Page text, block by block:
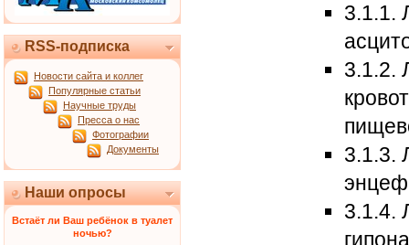
RSS-подписка
Новости сайта и коллег
Популярные статьи
Научные труды
Пресса о нас
Фотографии
Документы
Наши опросы
Встаёт ли Ваш ребёнок в туалет
ночью?
3.1.1.
3.1.2.
3.1.3.
3.1.4.